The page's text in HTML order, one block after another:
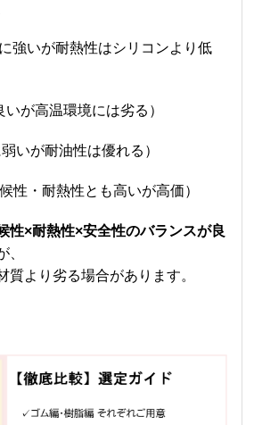
強いが耐熱性はシリコンより低
が高温環境には劣る）
いが耐油性は優れる）
性・耐熱性とも高いが高価）
性×耐熱性×安全性のバランスが良
、
質より劣る場合があります。